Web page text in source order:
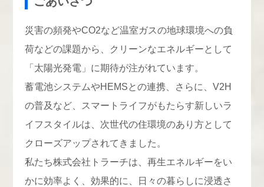
災害の頻発やCO2など温室ガスの地球環境への負
荷などの課題から、クリーンなエネルギーとして
「太陽光発電」に期待が注がれています。
蓄電池システムやHEMSとの連携、さらに、V2H
の普及など、スマートライフがもたらす新しいラ
イフスタイルは、次世代の住環境のあり方として
クローズアップされてきました。
私たち株式会社トラーチは、再生エネルギーをい
かに効率よく、効果的に、日々の暮らしに浸透さ